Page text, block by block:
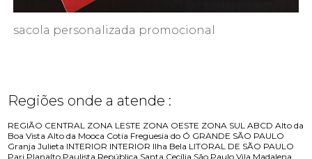
sacola personalizada promocional
Regiões onde a atende :
REGIÃO CENTRAL ZONA LESTE ZONA OESTE ZONA SUL ABCD Alto da
Boa Vista Alto da Mooca Cotia Freguesia do Ó GRANDE SÃO PAULO
Granja Julieta INTERIOR INTERIOR Ilha Bela LITORAL DE SÃO PAULO
Pari Planalto Paulista República Santa Cecília São Paulo Vila Madalena